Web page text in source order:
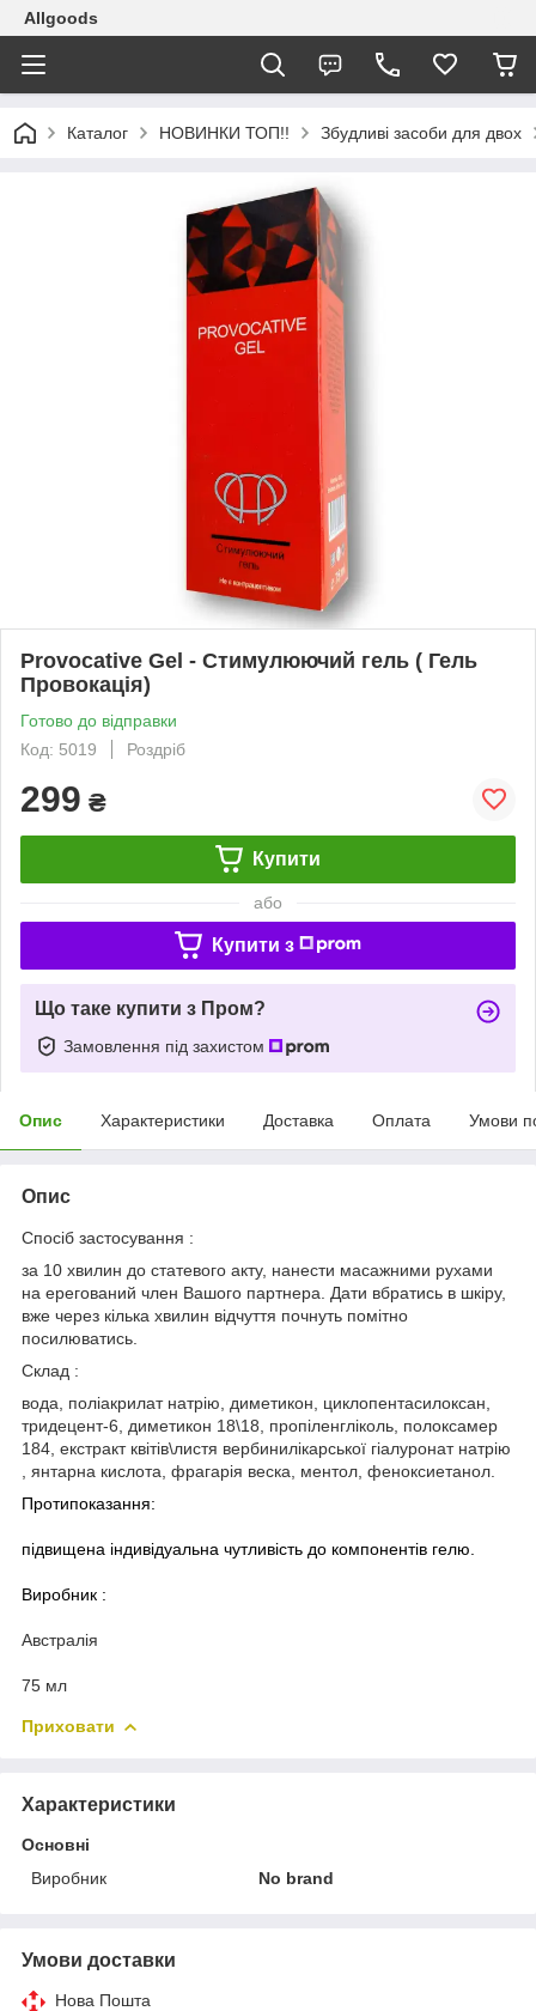
Allgoods
Каталог НОВИНКИ ТОП!! Збудливі засоби для двох
Provocative Gel - Стимулюючий гель ( Гель
Провокація)
Готово до відправки
Код: 5019
Роздріб
299 ₴
Купити
або
Купити з
Що таке купити з Пром?
Замовлення під захистом
Опис Характеристики Доставка Оплата Умови
Опис
Спосіб застосування :
за 10 хвилин до статевого акту, нанести масажними рухами
на ерегований член Вашого партнера. Дати вбратись в шкіру,
вже через кілька хвилин відчуття почнуть помітно
посилюватись.
Склад :
вода, поліакрилат натрію, диметикон, циклопентасилоксан,
тридецент-6, диметикон 18\18, пропіленгліколь, полоксамер
184, екстракт квітів\листя вербинилікарської гіалуронат натрію
, янтарна кислота, фрагарія веска, ментол, феноксиетанол.
Протипоказання:
підвищена індивідуальна чутливість до компонентів гелю.
Виробник :
Австралія
75 мл
Приховати
Характеристики
Основні
Виробник
No brand
Умови доставки
Нова Пошта